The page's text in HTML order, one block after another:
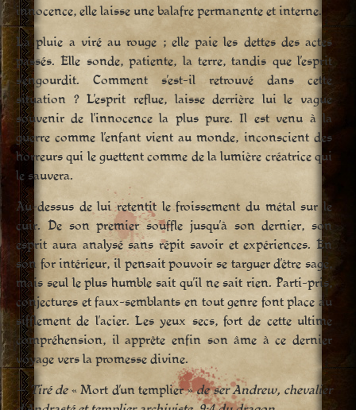
innocence, elle laisse une balafre permanente et interne.
La pluie a viré au rouge ; elle paie les dettes des actes
passés. Elle sonde, patiente, la terre, tandis que l’esprit
s’engourdit. Comment s’est-il retrouvé dans cette
situation ? L’esprit reflue, laisse derrière lui le vague
souvenir de l’innocence la plus pure. Il est venu à la
guerre comme l’enfant vient au monde, inconscient des
horreurs qui le guettent comme de la lumière créatrice qui
le sauvera.
Au-dessus de lui retentit le froissement du métal sur le
cuir. De son premier souffle jusqu’à son dernier, son
esprit aura analysé sans répit savoir et expériences. En
son for intérieur, il pensait pouvoir se targuer d’être sage,
mais seul le plus humble sait qu’il ne sait rien. Parti-pris,
conjectures et faux-semblants en tout genre font place au
sifflement de l’acier. Les yeux secs, fort de cette ultime
compréhension, il apprête enfin son âme à ce dernier
voyage vers la promesse divine.
— Tiré de« Mort d’un templier »de ser Andrew, chevalier